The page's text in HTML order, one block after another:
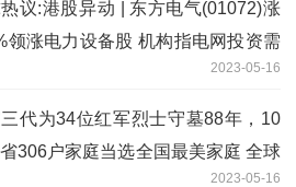
议:港股异动 | 东方电气(01072)涨
领涨电力设备股 机构指电网投资需
益强化 电力设备企业有望迎来新成
2023-05-16
代为34位红军烈士守墓88年，10
306户家庭当选全国最美家庭 全球
2023-05-16